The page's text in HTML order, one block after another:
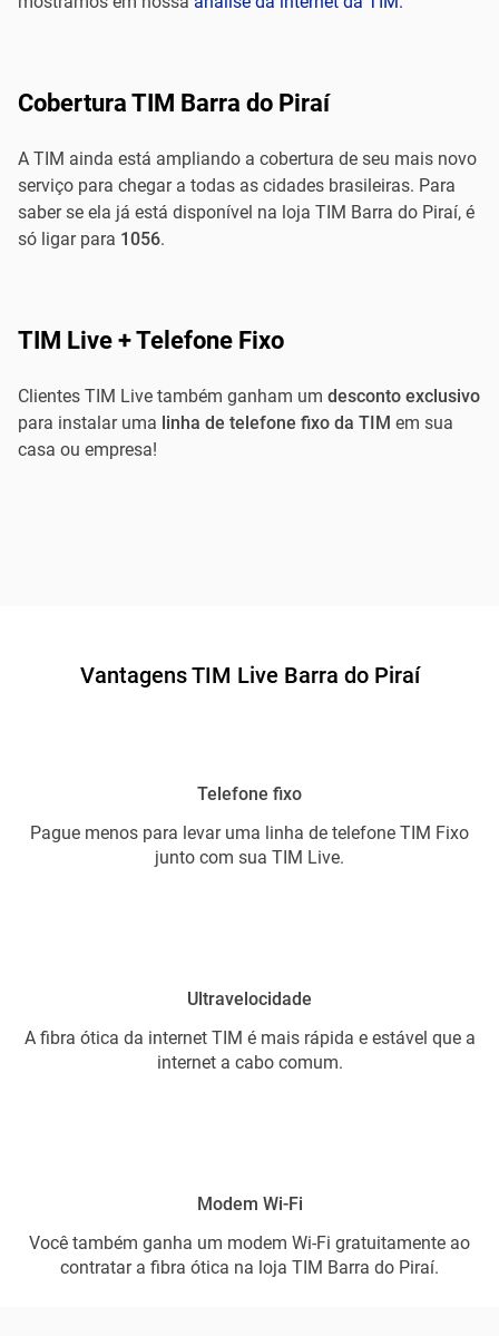
Cobertura TIM Barra do Piraí
A TIM ainda está ampliando a cobertura de seu mais novo
serviço para chegar a todas as cidades brasileiras. Para
saber se ela já está disponível na loja TIM Barra do Piraí, é
só ligar para 1056.
TIM Live + Telefone Fixo
Clientes TIM Live também ganham um desconto exclusivo
para instalar uma linha de telefone fixo da TIM em sua
casa ou empresa!
Vantagens TIM Live Barra do Piraí
Telefone fixo
Pague menos para levar uma linha de telefone TIM Fixo
junto com sua TIM Live.
Ultravelocidade
A fibra ótica da internet TIM é mais rápida e estável que a
internet a cabo comum.
Modem Wi-Fi
Você também ganha um modem Wi-Fi gratuitamente ao
contratar a fibra ótica na loja TIM Barra do Piraí.